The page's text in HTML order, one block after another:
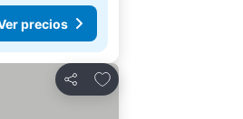
precios
Compartir
Añadir a favoritos